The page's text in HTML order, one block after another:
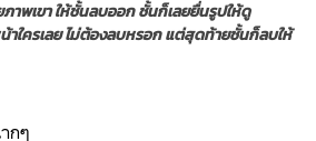
าพเขา ให้ชั้นลบออก ชั้นก็เลยยื่นรูปให้ดู
าใครเลย ไม่ต้องลบหรอก แต่สุดท้ายชั้นก็ลบให้
กๆ